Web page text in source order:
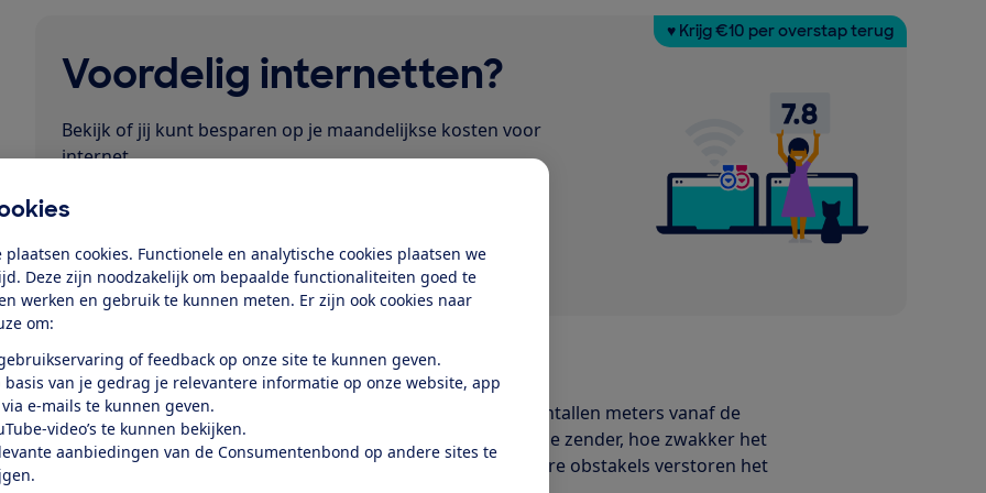
plaatsen cookies. Functionele en analytische cookies plaatsen we
Deze zijn noodzakelijk om bepaalde functionaliteiten goed te
werken en gebruik te kunnen meten. Er zijn ook cookies naar
om:
of feedback op onze site te kunnen geven.
basis van je gedrag je relevantere informatie op onze website, app
e-mails te kunnen geven.
video’s te kunnen bekijken.
aanbiedingen van de Consumentenbond op andere sites te
♥ Krijg €10 per overstap terug
Voordelig internetten?
Bekijk of jij kunt besparen op je maandelijkse kosten voor
internet.
Alle abonnementen
Wifi verbeteren
Bij een draadloos netwerk is het bereik beperkt tot enkele tientallen meters vanaf de
wifi-zender in de routerof
. Hoe verder weg van de zender, hoe zwakker het
signaal en de netwerksnelheid. Ook muren, plafonds en andere obstakels verstoren het